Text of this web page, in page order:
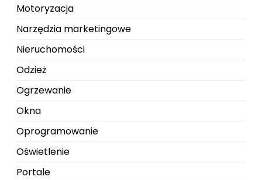
Motoryzacja
Narzędzia marketingowe
Nieruchomości
Odzież
Ogrzewanie
Okna
Oprogramowanie
Oświetlenie
Portale